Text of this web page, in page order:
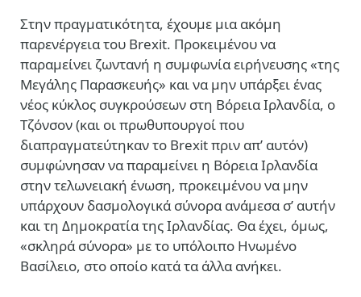
Στην πραγματικότητα, έχουμε μια ακόμη
παρενέργεια του Brexit. Προκειμένου να
παραμείνει ζωντανή η συμφωνία ειρήνευσης «της
Μεγάλης Παρασκευής» και να μην υπάρξει ένας
νέος κύκλος συγκρούσεων στη Βόρεια Ιρλανδία, ο
Τζόνσον (και οι πρωθυπουργοί που
διαπραγματεύτηκαν το Brexit πριν απ’ αυτόν)
συμφώνησαν να παραμείνει η Βόρεια Ιρλανδία
στην τελωνειακή ένωση, προκειμένου να μην
υπάρχουν δασμολογικά σύνορα ανάμεσα σ’ αυτήν
και τη Δημοκρατία της Ιρλανδίας. Θα έχει, όμως,
«σκληρά σύνορα» με το υπόλοιπο Ηνωμένο
Βασίλειο, στο οποίο κατά τα άλλα ανήκει.